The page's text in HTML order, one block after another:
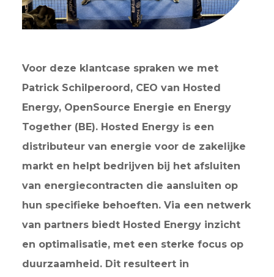
Voor deze klantcase spraken we met
Patrick Schilperoord, CEO van Hosted
Energy, OpenSource Energie en Energy
Together (BE). Hosted Energy is een
distributeur van energie voor de zakelijke
markt en helpt bedrijven bij het afsluiten
van energiecontracten die aansluiten op
hun specifieke behoeften. Via een netwerk
van partners biedt Hosted Energy inzicht
en optimalisatie, met een sterke focus op
duurzaamheid. Dit resulteert in